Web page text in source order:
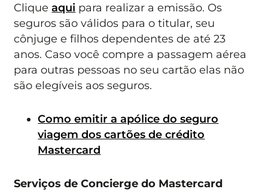
Cliqueaqui para realizar a emissão. Os
seguros são válidos para o titular, seu
cônjuge e filhos dependentes de até 23
anos. Caso você compre a passagem aérea
para outras pessoas no seu cartão elas não
são elegíveis aos seguros.
Como emitir a apólice do seguro
viagem dos cartões de crédito
Mastercard
Serviços de Concierge do Mastercard